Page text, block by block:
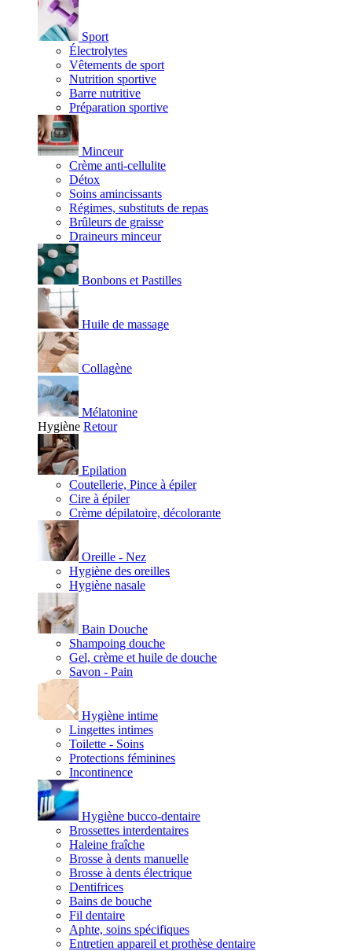
Sport
Électrolytes
Vêtements de sport
Nutrition sportive
Barre nutritive
Préparation sportive
Minceur
Crème anti-cellulite
Détox
Soins amincissants
Régimes, substituts de repas
Brûleurs de graisse
Draineurs minceur
Bonbons et Pastilles
Huile de massage
Collagène
Mélatonine
Hygiène Retour
Epilation
Coutellerie, Pince à épiler
Cire à épiler
Crème dépilatoire, décolorante
Oreille - Nez
Hygiène des oreilles
Hygiène nasale
Bain Douche
Shampoing douche
Gel, crème et huile de douche
Savon - Pain
Hygiène intime
Lingettes intimes
Toilette - Soins
Protections féminines
Incontinence
Hygiène bucco-dentaire
Brossettes interdentaires
Haleine fraîche
Brosse à dents manuelle
Brosse à dents électrique
Dentifrices
Bains de bouche
Fil dentaire
Aphte, soins spécifiques
Entretien appareil et prothèse dentaire